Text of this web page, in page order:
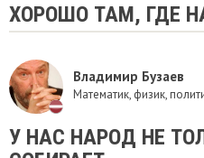
ХОРОШО ТАМ, ГДЕ
Владимир Бузаев
Математик, физик,
У НАС НАРОД НЕ